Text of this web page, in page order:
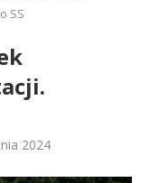
SS
2024